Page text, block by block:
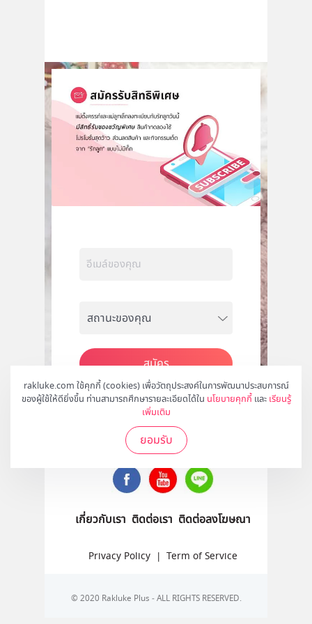
rakluke.com ใช้คุกกี้ (cookies) เพื่อวัตถุประสงค์ในการพัฒนาประสบการณ์
ของผู้ใช้ให้ดียิ่งขึ้น ท่านสามารถศึกษารายละเอียดได้ใน นโยบายคุกกี้ และ เรียนรู้
เพิ่มเติม
ยอมรับ
สมัคร
ติดตามเราได้ที่
เกี่ยวกับเรา ติดต่อเรา ติดต่อลงโฆษณา
Privacy Policy | Term of Service
© 2020 Rakluke Plus - ALL RIGHTS RESERVED.